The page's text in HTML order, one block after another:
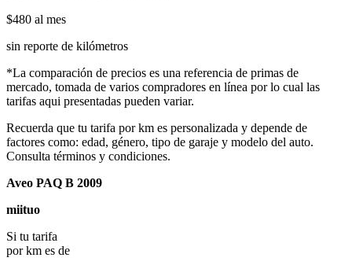
$480 al mes
sin reporte de kilómetros
*La comparación de precios es una referencia de primas de
mercado, tomada de varios compradores en línea por lo cual las
tarifas aqui presentadas pueden variar.
Recuerda que tu tarifa por km es personalizada y depende de
factores como: edad, género, tipo de garaje y modelo del auto.
Consulta términos y condiciones.
Aveo PAQ B 2009
miituo
Si tu tarifa
por km es de